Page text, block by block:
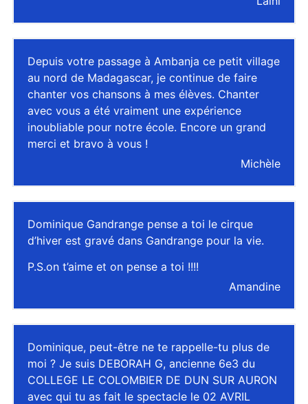
Depuis votre passage à Ambanja ce petit village
au nord de Madagascar, je continue de faire
chanter vos chansons à mes élèves. Chanter
avec vous a été vraiment une expérience
inoubliable pour notre école. Encore un grand
merci et bravo à vous !
Michèle
Dominique Gandrange pense a toi le cirque
d’hiver est gravé dans Gandrange pour la vie.
P.S.on t’aime et on pense a toi !!!!
Amandine
Dominique, peut-être ne te rappelle-tu plus de
moi ? Je suis DEBORAH G, ancienne 6e3 du
COLLEGE LE COLOMBIER DE DUN SUR AURON
avec qui tu as fait le spectacle le 02 AVRIL